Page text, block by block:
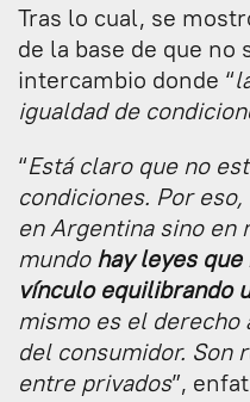
Tras lo cual, se
de la base de que no
intercambio donde “
igualdad de
“Está claro que no
condiciones. Por
en Argentina sino en
mundo hay leyes
vínculo equilibrando
mismo es el
del consumidor. Son
entre privados”,